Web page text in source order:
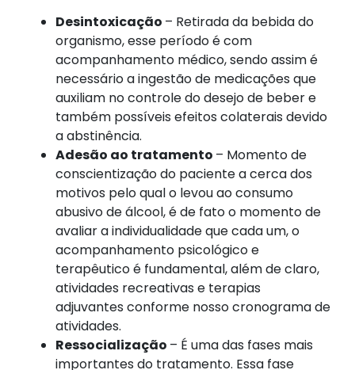
Desintoxicação – Retirada da bebida do
organismo, esse período é com
acompanhamento médico, sendo assim é
necessário a ingestão de medicações que
auxiliam no controle do desejo de beber e
também possíveis efeitos colaterais devido
a abstinência.
Adesão ao tratamento – Momento de
conscientização do paciente a cerca dos
motivos pelo qual o levou ao consumo
abusivo de álcool, é de fato o momento de
avaliar a individualidade que cada um, o
acompanhamento psicológico e
terapêutico é fundamental, além de claro,
atividades recreativas e terapias
adjuvantes conforme nosso cronograma de
atividades.
Ressocialização – É uma das fases mais
importantes do tratamento. Essa fase